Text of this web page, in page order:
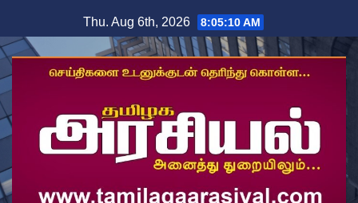
to
content
Thu. Aug 6th, 2026 8:05:10 AM